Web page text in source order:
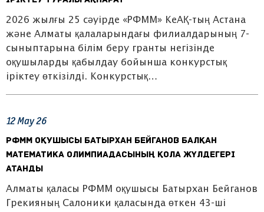
2026 жылғы 25 сәуірде «РФММ» КеАҚ-тың Астана
және Алматы қалаларындағы филиалдарының 7-
сыныптарына білім беру гранты негізінде
оқушыларды қабылдау бойынша конкурстық
іріктеу өткізілді. Конкурстық…
12May26
РФММ оқушысы Батырхан Бейганов Балқан
математика олимпиадасының қола жүлдегері
атанды
Алматы қаласы РФММ оқушысы Батырхан Бейганов
Грекияның Салоники қаласында өткен 43-ші